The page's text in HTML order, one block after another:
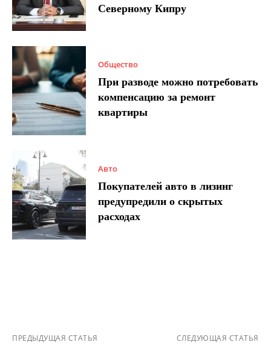
Северному Кипру
Общество
При разводе можно потребовать
компенсацию за ремонт
квартиры
Авто
Покупателей авто в лизинг
предупредили о скрытых
расходах
ПРЕДЫДУЩАЯ СТАТЬЯ СЛЕДУЮЩАЯ СТАТЬЯ